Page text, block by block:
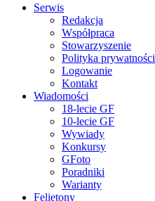
Serwis
Redakcja
Współpraca
Stowarzyszenie
Polityka prywatności
Logowanie
Kontakt
Wiadomości
18-lecie GF
10-lecie GF
Wywiady
Konkursy
GFoto
Poradniki
Warianty
Felietony